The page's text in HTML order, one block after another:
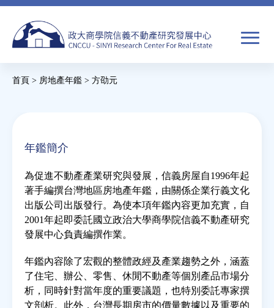
Jump
navigation
表
搜
焦點新聞
教育推廣
房市分析
研究獎勵
這
首頁 > 房地產年鑑 > 方劭元
年鑑簡介
為促進不動產產業研究與發展，信義房屋自1996年起
著手編撰台灣地區房地產年鑑，由關係企業行義文化
出版公司出版發行。為使本項年鑑內容更加充實，自
2001年起即委託國立政治大學商學院信義不動產研究
發展中心負責編撰作業。
年鑑內容除了宏觀的整體政經及產業趨勢之外，涵蓋
了住宅、辦公、零售、休閒不動產等個別產品市場分
析，同時針對當年度的重要議題，也特別委託專家撰
文剖析。此外，台灣長期房市的價量數據以及重要的